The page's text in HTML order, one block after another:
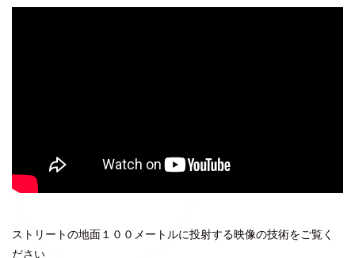
ストリートの地面１００メートルに投射する映像の技術をご覧く
ださい